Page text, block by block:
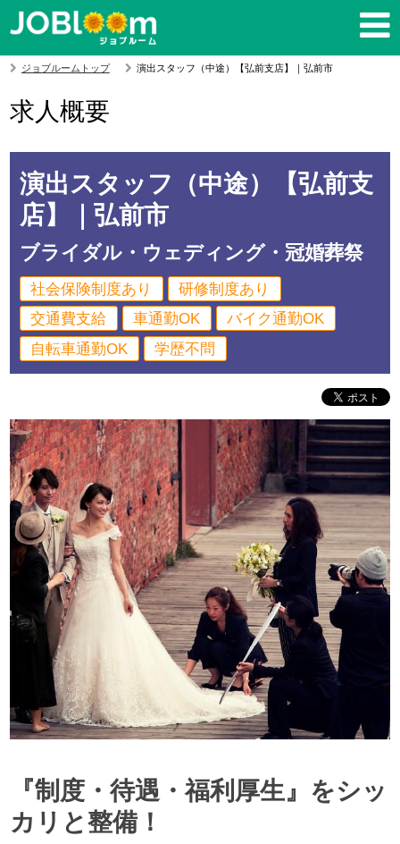
ジョブルームトップ 演出スタッフ（中途）【弘前支店】｜弘前市
求人概要
演出スタッフ（中途）【弘前支
店】｜弘前市
ブライダル・ウェディング・冠婚葬祭
社会保険制度あり
研修制度あり
交通費支給
車通勤OK
バイク通勤OK
自転車通勤OK
学歴不問
『制度・待遇・福利厚生』をシッ
カリと整備！